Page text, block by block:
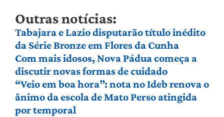
Outras notícias:
Tabajara e Lazio disputarão título inédito
da Série Bronze em Flores da Cunha
Com mais idosos, Nova Pádua começa a
discutir novas formas de cuidado
“Veio em boa hora”: nota no Ideb renova o
ânimo da escola de Mato Perso atingida
por temporal